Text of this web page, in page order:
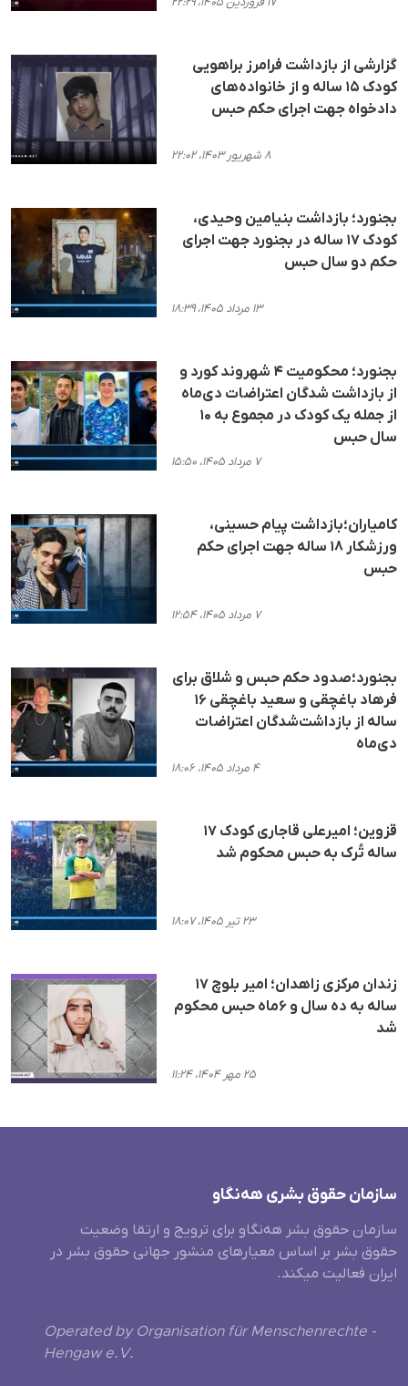
گزارشی از بازداشت فرامرز براهویی
کودک ۱۵ ساله و از خانواده‌های
دادخواه جهت اجرای حکم حبس
۸ شهریور ۱۴۰۳، ۲۲:۰۲
بجنورد؛ بازداشت بنیامین وحیدی،
کودک ۱۷ ساله در بجنورد جهت اجرای
حکم دو سال حبس
۱۳ مرداد ۱۴۰۵، ۱۸:۳۹
بجنورد؛ محکومیت ۴ شهروند کورد و
از بازداشت شدگان اعتراضات دی‌ماه
از جمله یک کودک در مجموع به ۱۰
سال حبس
۷ مرداد ۱۴۰۵، ۱۵:۵۰
کامیاران؛بازداشت پیام حسینی،
ورزشکار ۱۸ ساله جهت اجرای حکم
حبس
۷ مرداد ۱۴۰۵، ۱۲:۵۴
بجنورد؛صدود حکم حبس و شلاق برای
فرهاد باغچقی و سعید باغچقی ۱۶
ساله از بازداشت‌شدگان اعتراضات
دی‌ماه
۴ مرداد ۱۴۰۵، ۱۸:۰۶
قزوین؛ امیرعلی قاجاری کودک ۱۷
ساله تُرک به حبس محکوم شد
۲۳ تیر ۱۴۰۵، ۱۸:۰۷
زندان مرکزی زاهدان؛ امیر بلوچ ۱۷
ساله به ده سال و ۶ماه حبس محکوم
شد
۲۵ مهر ۱۴۰۴، ۱۱:۲۴
سازمان حقوق بشری هەنگاو
سازمان حقوق بشر هه‌نگاو برای ترویج و ارتقا وضعیت
حقوق بشر بر اساس معیارهای منشور جهانی حقوق بشر در
ایران فعالیت میکند.
Operated by Organisation für Menschenrechte -
Hengaw e.V.